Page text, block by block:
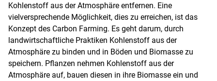
Kohlenstoff aus der Atmosphäre entfernen. Eine
vielversprechende Möglichkeit, dies zu erreichen, ist das
Konzept des Carbon Farming. Es geht darum, durch
landwirtschaftliche Praktiken Kohlenstoff aus der
Atmosphäre zu binden und in Böden und Biomasse zu
speichern. Pflanzen nehmen Kohlenstoff aus der
Atmosphäre auf, bauen diesen in ihre Biomasse ein und